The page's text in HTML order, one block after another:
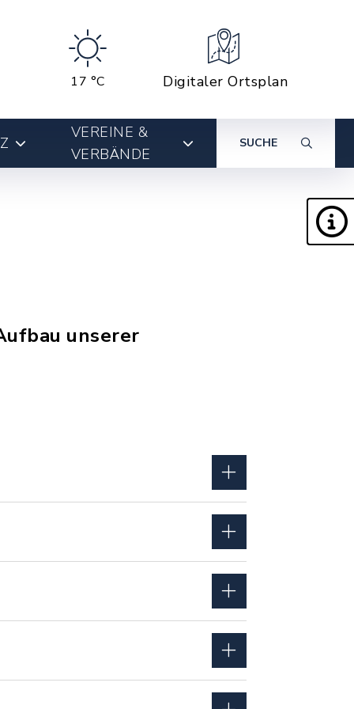
17 °C Digitaler Ortsplan
VEREINE &
VERBÄNDE
SUCHE
unserer